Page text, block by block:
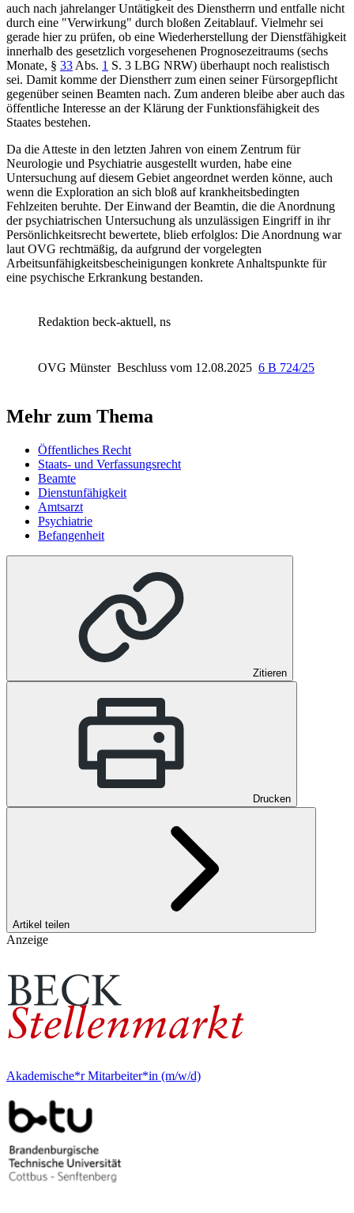
auch nach jahrelanger Untätigkeit des Dienstherrn und entfalle nicht
durch eine "Verwirkung" durch bloßen Zeitablauf. Vielmehr sei
gerade hier zu prüfen, ob eine Wiederherstellung der Dienstfähigkeit
innerhalb des gesetzlich vorgesehenen Prognosezeitraums (sechs
Monate, § 33 Abs. 1 S. 3 LBG NRW) überhaupt noch realistisch
sei. Damit komme der Dienstherr zum einen seiner Fürsorgepflicht
gegenüber seinen Beamten nach. Zum anderen bleibe aber auch das
öffentliche Interesse an der Klärung der Funktionsfähigkeit des
Staates bestehen.
Da die Atteste in den letzten Jahren von einem Zentrum für
Neurologie und Psychiatrie ausgestellt wurden, habe eine
Untersuchung auf diesem Gebiet angeordnet werden könne, auch
wenn die Exploration an sich bloß auf krankheitsbedingten
Fehlzeiten beruhte. Der Einwand der Beamtin, die die Anordnung
der psychiatrischen Untersuchung als unzulässigen Eingriff in ihr
Persönlichkeitsrecht bewertete, blieb erfolglos: Die Anordnung war
laut OVG rechtmäßig, da aufgrund der vorgelegten
Arbeitsunfähigkeitsbescheinigungen konkrete Anhaltspunkte für
eine psychische Erkrankung bestanden.
Redaktion beck-aktuell, ns
OVG Münster Beschluss vom 12.08.2025 6 B 724/25
Mehr zum Thema
Öffentliches Recht
Staats- und Verfassungsrecht
Beamte
Dienstunfähigkeit
Amtsarzt
Psychiatrie
Befangenheit
Zitieren
Drucken
Artikel teilen
Anzeige
Akademische*r Mitarbeiter*in (m/w/d)